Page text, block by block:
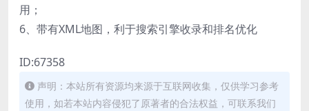
用；
6、带有XML地图，利于搜索引擎收录和排名优化
ID:67358
声明：本站所有资源均来源于互联网收集，仅供学习参考
使用，如若本站内容侵犯了原著者的合法权益，可联系我们